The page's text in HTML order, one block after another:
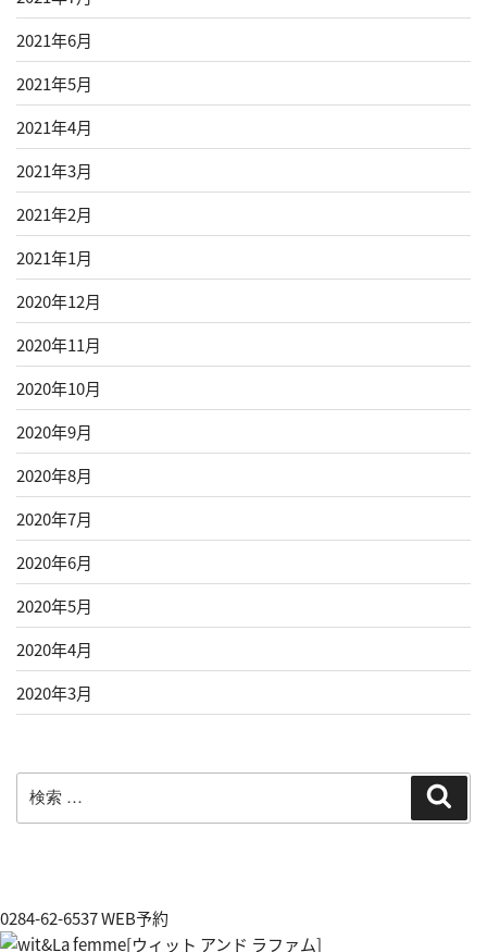
2021年6月
2021年5月
2021年4月
2021年3月
2021年2月
2021年1月
2020年12月
2020年11月
2020年10月
2020年9月
2020年8月
2020年7月
2020年6月
2020年5月
2020年4月
2020年3月
索:
0284-62-6537WEB予約